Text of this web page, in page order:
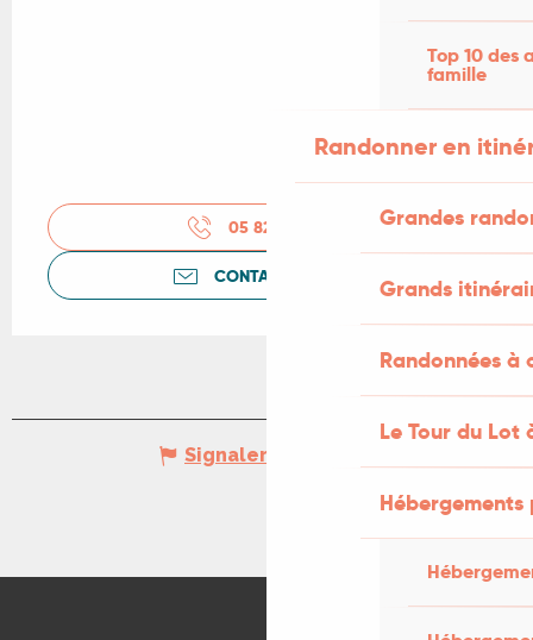
Top 10 des
famille
Randonner en
Grandes
Grands
Randonnées
Le Tour du Lot
05 82 11 05
CONTACTEZ-NOUS
Signaler une erreur